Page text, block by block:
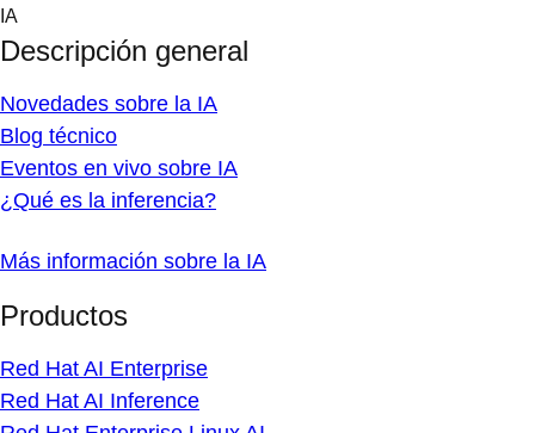
Skip
content
IA
Descripción general
Novedades sobre la IA
Blog técnico
Eventos en vivo sobre IA
¿Qué es la inferencia?
Más información sobre la IA
Productos
Red Hat AI Enterprise
Red Hat AI Inference